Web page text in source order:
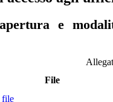
e
File